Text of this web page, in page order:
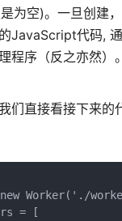
为空)。一旦创建
JavaScript代码,
程序（反之亦然）
们直接看接下来的
Worker('./
= [